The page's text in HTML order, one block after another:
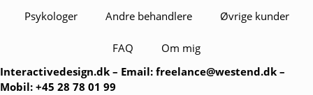
Psykologer Andre behandlere Øvrige kunder
FAQ
Om mig
Interactivedesign.dk – Email: freelance@westend.dk –
Mobil: +45 28 78 01 99